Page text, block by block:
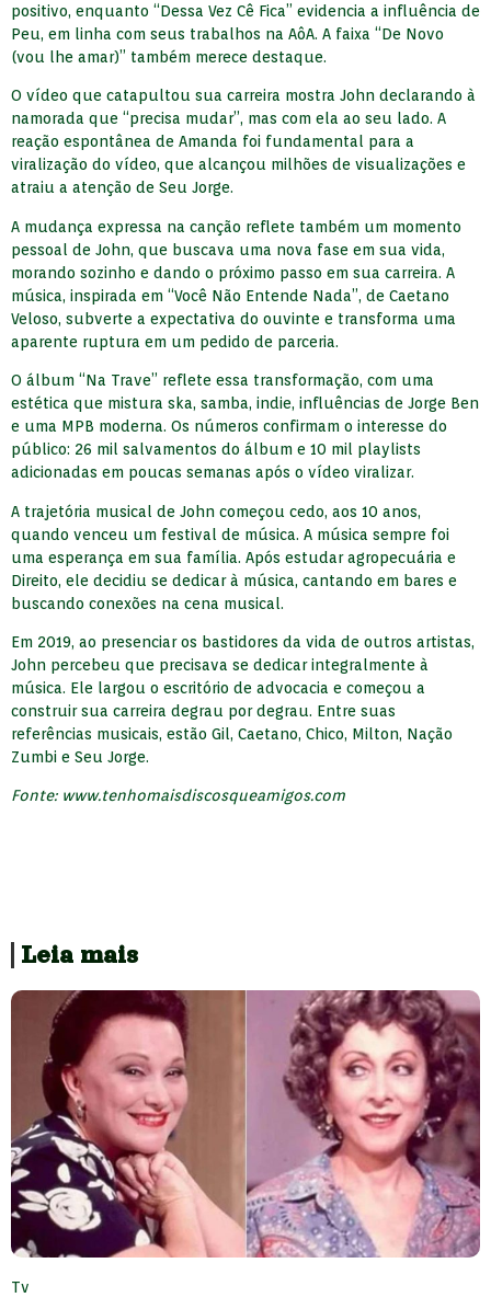
positivo, enquanto “Dessa Vez Cê Fica” evidencia a influência de
Peu, em linha com seus trabalhos na AôA. A faixa “De Novo
(vou lhe amar)” também merece destaque.
O vídeo que catapultou sua carreira mostra John declarando à
namorada que “precisa mudar”, mas com ela ao seu lado. A
reação espontânea de Amanda foi fundamental para a
viralização do vídeo, que alcançou milhões de visualizações e
atraiu a atenção de Seu Jorge.
A mudança expressa na canção reflete também um momento
pessoal de John, que buscava uma nova fase em sua vida,
morando sozinho e dando o próximo passo em sua carreira. A
música, inspirada em “Você Não Entende Nada”, de Caetano
Veloso, subverte a expectativa do ouvinte e transforma uma
aparente ruptura em um pedido de parceria.
O álbum “Na Trave” reflete essa transformação, com uma
estética que mistura ska, samba, indie, influências de Jorge Ben
e uma MPB moderna. Os números confirmam o interesse do
público: 26 mil salvamentos do álbum e 10 mil playlists
adicionadas em poucas semanas após o vídeo viralizar.
A trajetória musical de John começou cedo, aos 10 anos,
quando venceu um festival de música. A música sempre foi
uma esperança em sua família. Após estudar agropecuária e
Direito, ele decidiu se dedicar à música, cantando em bares e
buscando conexões na cena musical.
Em 2019, ao presenciar os bastidores da vida de outros artistas,
John percebeu que precisava se dedicar integralmente à
música. Ele largou o escritório de advocacia e começou a
construir sua carreira degrau por degrau. Entre suas
referências musicais, estão Gil, Caetano, Chico, Milton, Nação
Zumbi e Seu Jorge.
Fonte: www.tenhomaisdiscosqueamigos.com
Leia mais
Tv